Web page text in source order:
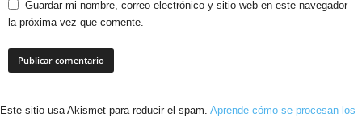
Guardar mi nombre, correo electrónico y sitio web en este navegador
la próxima vez que comente.
Este sitio usa Akismet para reducir el spam. Aprende cómo se procesan los